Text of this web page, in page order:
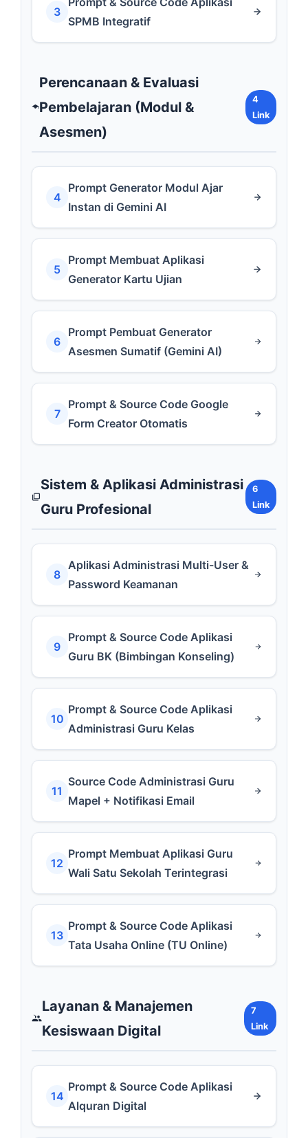
3
SPMB Integratif
Perencanaan & Evaluasi
Pembelajaran (Modul &
Asesmen)
4
Link
4
Prompt Generator Modul Ajar
Instan di Gemini AI
5
Prompt Membuat Aplikasi
Generator Kartu Ujian
6
Prompt Pembuat Generator
Asesmen Sumatif (Gemini AI)
7
Prompt & Source Code Google
Form Creator Otomatis
Sistem & Aplikasi Administrasi
Guru Profesional
6
Link
8
Aplikasi Administrasi Multi-User &
Password Keamanan
9
Prompt & Source Code Aplikasi
Guru BK (Bimbingan Konseling)
10
Prompt & Source Code Aplikasi
Administrasi Guru Kelas
11
Source Code Administrasi Guru
Mapel + Notifikasi Email
12
Prompt Membuat Aplikasi Guru
Wali Satu Sekolah Terintegrasi
13
Prompt & Source Code Aplikasi
Tata Usaha Online (TU Online)
Layanan & Manajemen
Kesiswaan Digital
7
Link
14
Prompt & Source Code Aplikasi
Alquran Digital